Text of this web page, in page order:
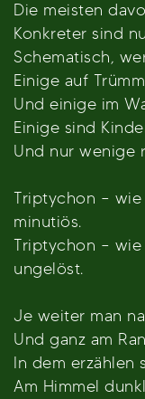
Die meisten
Konkreter sind
Schematisch,
Einige auf
Und einige im
Einige sind
Und nur wenige
Triptychon –
minutiös.
Triptychon – wie
ungelöst.
Je weiter man
Und ganz am
In dem erzählen
Am Himmel